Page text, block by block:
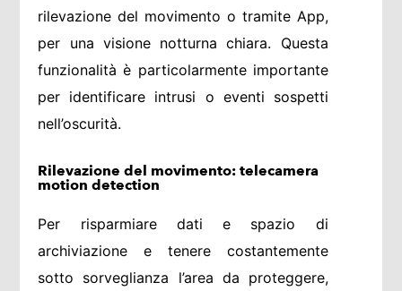
rilevazione del movimento o tramite App,
per una visione notturna chiara. Questa
funzionalità è particolarmente importante
per identificare intrusi o eventi sospetti
nell’oscurità.
Rilevazione del movimento: telecamera
motion detection
Per risparmiare dati e spazio di
archiviazione e tenere costantemente
sotto sorveglianza l’area da proteggere,